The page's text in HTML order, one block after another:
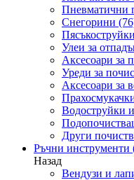
Пневматични
Снегорини
Пясъкоструйки
Улеи за
Аксесоари за
Уреди за
Аксесоари за
Водоструйки
Други
Ръчни инструменти
Назад
Вендузи и